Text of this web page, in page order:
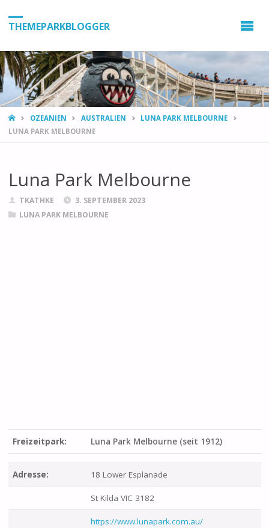
THEMEPARKBLOGGER
HOMEOZEANIEN AUSTRALIEN
LUNA PARK MELBOURNE
LUNA PARK MELBOURNE
Luna Park Melbourne
TKATHKE
3. SEPTEMBER 2023
LUNA PARK MELBOURNE
Freizeitpark: Luna Park Melbourne (seit 1912)
Adresse: 18 Lower Esplanade
St Kilda VIC 3182
https://www.lunapark.com.au/